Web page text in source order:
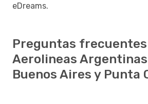
eDreams.
Preguntas frecuentes
Aerolineas
Buenos Aires y Punta